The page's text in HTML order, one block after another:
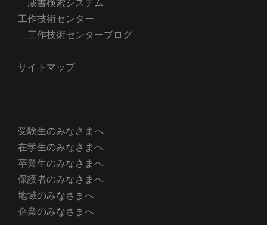
蔵書検索システム
工作技術センター
工作技術センターブログ
サイトマップ
受験生のみなさまへ
在学生のみなさまへ
卒業生のみなさまへ
保護者のみなさまへ
地域のみなさまへ
企業のみなさまへ